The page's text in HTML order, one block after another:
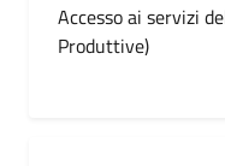
Accesso ai servizi
Produttive)